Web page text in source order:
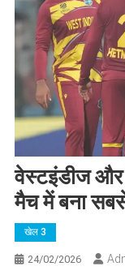
वेस्टइंडीज और
मैच में बना
खेल 3
24/02/2026